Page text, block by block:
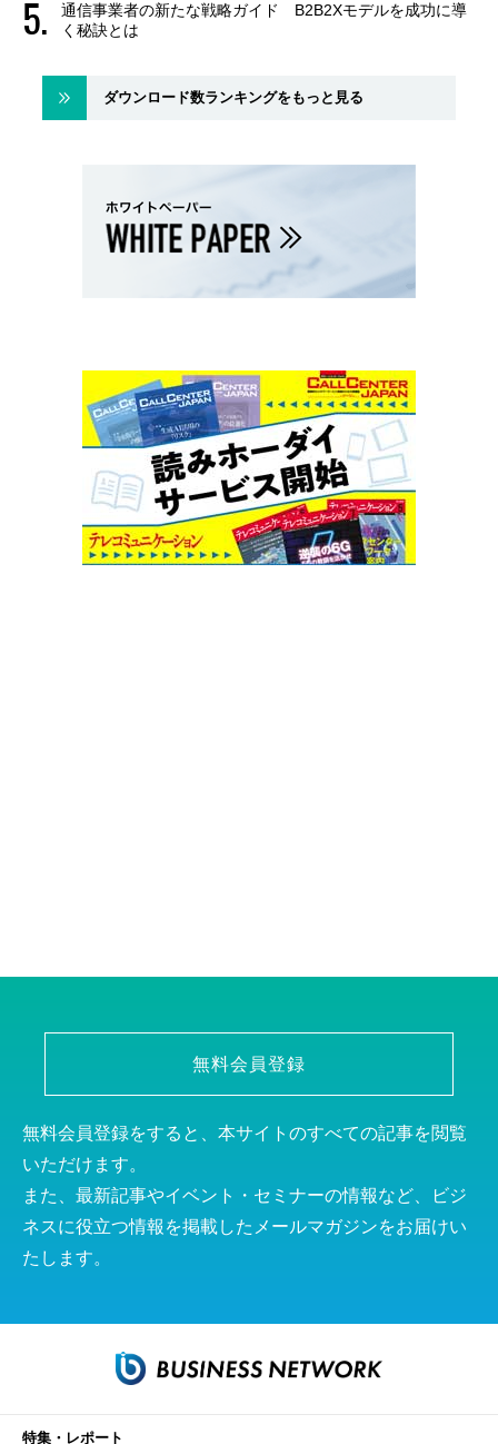
通信事業者の新たな戦略ガイド B2B2Xモデルを成功に導
く秘訣とは
ダウンロード数ランキングをもっと見る
無料会員登録
無料会員登録をすると、本サイトのすべての記事を閲覧
いただけます。
また、最新記事やイベント・セミナーの情報など、ビジ
ネスに役立つ情報を掲載したメールマガジンをお届けい
たします。
特集・レポート